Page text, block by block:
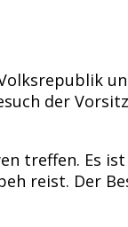
der
treffen. Es
reist. Der